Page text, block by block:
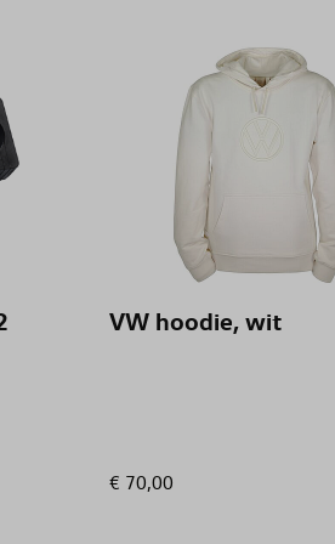
VW hoodie, wit
€ 70,00